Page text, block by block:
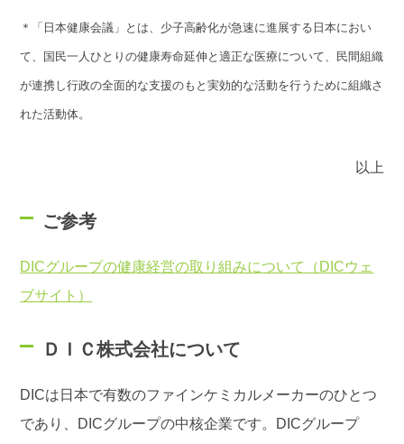
＊「日本健康会議」とは、少子高齢化が急速に進展する日本におい
て、国民一人ひとりの健康寿命延伸と適正な医療について、民間組織
が連携し行政の全面的な支援のもと実効的な活動を行うために組織さ
れた活動体。
以上
ご参考
DICグループの健康経営の取り組みについて（DICウェ
ブサイト）
ＤＩＣ株式会社について
DICは日本で有数のファインケミカルメーカーのひとつ
であり、DICグループの中核企業です。DICグループ